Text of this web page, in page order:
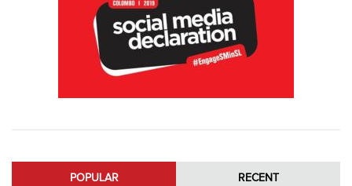
POPULAR RECENT